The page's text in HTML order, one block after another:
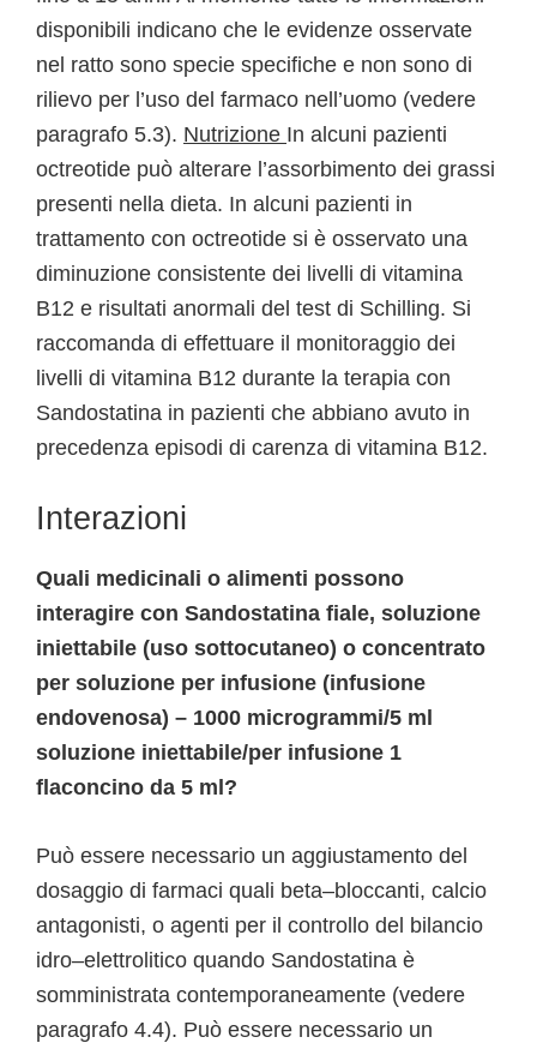
disponibili indicano che le evidenze osservate
nel ratto sono specie specifiche e non sono di
rilievo per l’uso del farmaco nell’uomo (vedere
paragrafo 5.3). Nutrizione In alcuni pazienti
octreotide può alterare l’assorbimento dei grassi
presenti nella dieta. In alcuni pazienti in
trattamento con octreotide si è osservato una
diminuzione consistente dei livelli di vitamina
B12 e risultati anormali del test di Schilling. Si
raccomanda di effettuare il monitoraggio dei
livelli di vitamina B12 durante la terapia con
Sandostatina in pazienti che abbiano avuto in
precedenza episodi di carenza di vitamina B12.
Interazioni
Quali medicinali o alimenti possono
interagire con Sandostatina fiale, soluzione
iniettabile (uso sottocutaneo) o concentrato
per soluzione per infusione (infusione
endovenosa) – 1000 microgrammi/5 ml
soluzione iniettabile/per infusione 1
flaconcino da 5 ml?
Può essere necessario un aggiustamento del
dosaggio di farmaci quali beta–bloccanti, calcio
antagonisti, o agenti per il controllo del bilancio
idro–elettrolitico quando Sandostatina è
somministrata contemporaneamente (vedere
paragrafo 4.4). Può essere necessario un